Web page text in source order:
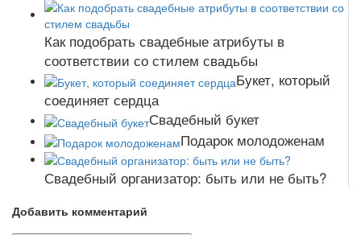
Как подобрать свадебные атрибуты в
соответствии со стилем свадьбы
Букет, который
соединяет сердца
Свадебный букет
Подарок молодоженам
Свадебный организатор: быть или не быть?
Добавить комментарий